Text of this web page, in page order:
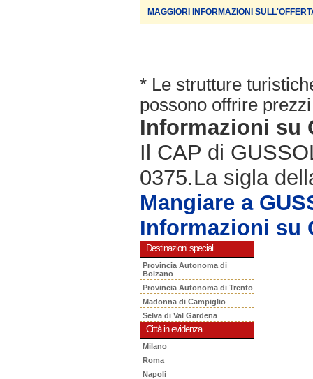
MAGGIORI INFORMAZIONI
* Le strutture
possono offrire
Informazioni su
Il CAP di
0375.La sigla
Mangiare a
Informazioni su
Destinazioni speciali
Provincia Autonoma di
Bolzano
Provincia Autonoma di Trento
Madonna di Campiglio
Selva di Val Gardena
Città in evidenza.
Milano
Roma
Napoli